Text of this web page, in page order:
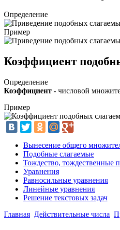
Определение
Пример
Коэффициент
Определение
Коэффициент - числовой
Пример
Вынесение общего
Подобные слагаемые
Тождество, тождественные
Уравнения
Равносильные уравнения
Линейные уравнения
Решение текстовых задач
Главная Действительные числа